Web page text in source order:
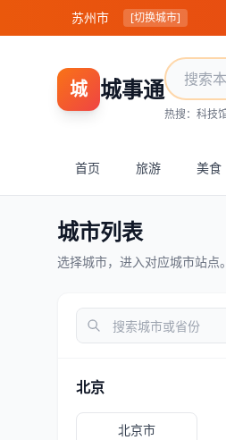
苏州市 [切换城市]
城 城事通
热搜： 科技
首页 旅游 美食
城市列表
选择城市，进入对应城市站点。
北京
北京市